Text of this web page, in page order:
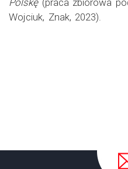
Polskę(praca zbiorowa
Wojciuk, Znak, 2023).